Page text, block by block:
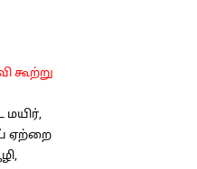
கூற்று
ஏற்றை